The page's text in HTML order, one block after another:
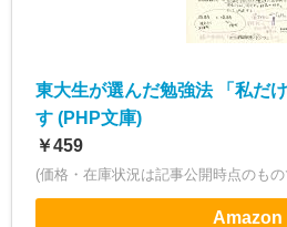
東大生が選んだ勉強法 「私だ
す (PHP文庫)
￥459
(価格・在庫状況は記事公開時点のも
Amazon